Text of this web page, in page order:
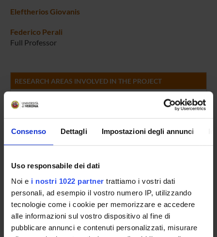
Consenso Dettagli Impostazioni degli annunci
Uso responsabile dei dati
Noi e i nostri 1022 partner trattiamo i vostri dati
personali, ad esempio il vostro numero IP, utilizzando
tecnologie come i cookie per memorizzare e accedere
alle informazioni sul vostro dispositivo al fine di
pubblicare annunci e contenuti personalizzati, misurare
Eleftherios Giovanis
Federico Perali
Full Professor
RESEARCH AREAS INVOLVED IN THE PROJECT
Macroeconomia, Economia internazionale e Sviluppo
Demographic Economics
Environmental Economics
Finanza quantitativa
Economia sanitaria
Health
Economia del benessere e delle scelte collettive
Household Behavior and Family Economics